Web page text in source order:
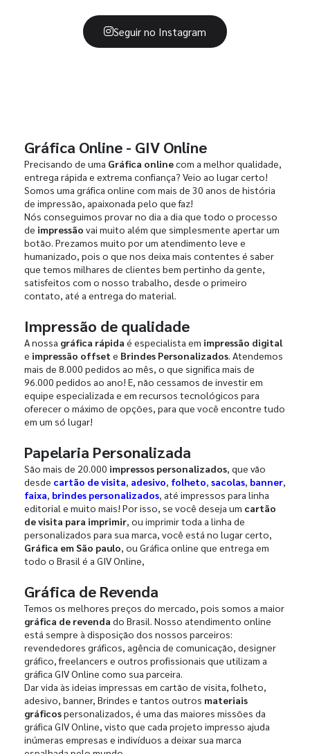
Seguir no Instagram
Gráfica Online - GIV Online
Precisando de uma Gráfica onlinecom a melhor qualidade,
entrega rápida e extrema confiança? Veio ao lugar certo!
Somos uma gráfica online com mais de 30 anos de história
de impressão, apaixonada pelo que faz!
Nós conseguimos provar no dia a dia que todo o processo
de impressão vai muito além que simplesmente apertar um
botão. Prezamos muito por um atendimento leve e
humanizado, pois o que nos deixa mais contentes é saber
que temos milhares de clientes bem pertinho da gente,
satisfeitos com o nosso trabalho, desde o primeiro
contato, até a entrega do material.
Impressão de qualidade
A nossa gráfica rápida é especialista em impressão digital
e impressão offset e Brindes Personalizados. Atendemos
mais de 8.000 pedidos ao mês, o que significa mais de
96.000 pedidos ao ano! E, não cessamos de investir em
equipe especializada e em recursos tecnológicos para
oferecer o máximo de opções, para que você encontre tudo
em um só lugar!
Papelaria Personalizada
São mais de 20.000 impressos personalizados, que vão
desde cartão de visita, adesivo, folheto, sacolas, banner,
faixa, brindes personalizados, até impressos para linha
editorial e muito mais! Por isso, se você deseja um cartão
de visita para imprimir, ou imprimir toda a linha de
personalizados para sua marca, você está no lugar certo,
Gráfica em São paulo, ou Gráfica online que entrega em
todo o Brasil é a GIV Online,
Gráfica de Revenda
Temos os melhores preços do mercado, pois somos a maior
gráfica de revenda do Brasil. Nosso atendimento online
está sempre à disposição dos nossos parceiros:
revendedores gráficos, agência de comunicação, designer
gráfico, freelancers e outros profissionais que utilizam a
gráfica GIV Online como sua parceira.
Dar vida às ideias impressas em cartão de visita, folheto,
adesivo, banner, Brindes e tantos outros materiais
gráficospersonalizados, é uma das maiores missões da
gráfica GIV Online, visto que cada projeto impresso ajuda
inúmeras empresas e indivíduos a deixar sua marca